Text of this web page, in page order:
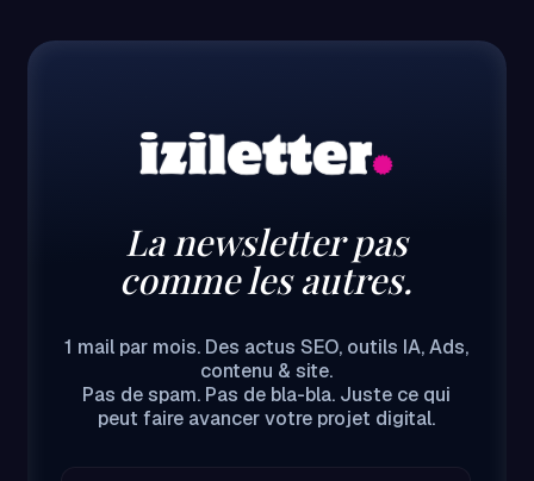
La newsletter pas
comme les autres.
1 mail par mois. Des actus SEO, outils IA, Ads,
contenu & site.
Pas de spam. Pas de bla-bla. Juste ce qui
peut faire avancer votre projet digital.